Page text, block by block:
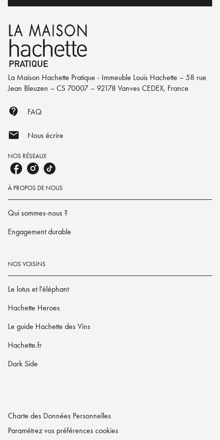
La Maison Hachette Pratique - Immeuble Louis Hachette – 58 rue
Jean Bleuzen – CS 70007 – 92178 Vanves CEDEX, France
contact_support FAQ
mail Nous écrire
NOS RÉSEAUX
À PROPOS DE NOUS
Qui sommes-nous ?
Engagement durable
NOS VOISINS
Le lotus et l'éléphant
Hachette Heroes
Le guide Hachette des Vins
Hachette.fr
Dark Side
Charte des Données Personnelles
Paramétrez vos préférences cookies